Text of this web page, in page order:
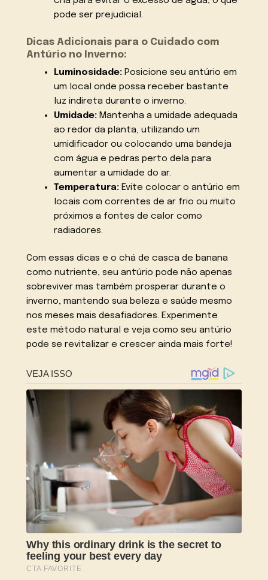
pode ser prejudicial.
Dicas Adicionais para o Cuidado com
Antúrio no Inverno:
Luminosidade:Posicione seu antúrio em
um local onde possa receber bastante
luz indireta durante o inverno.
Umidade:Mantenha a umidade adequada
ao redor da planta, utilizando um
umidificador ou colocando uma bandeja
com água e pedras perto dela para
aumentar a umidade do ar.
Temperatura:Evite colocar o antúrio em
locais com correntes de ar frio ou muito
próximos a fontes de calor como
radiadores.
Com essas dicas e o chá de casca de banana
como nutriente, seu antúrio pode não apenas
sobreviver mas também prosperar durante o
inverno, mantendo sua beleza e saúde mesmo
nos meses mais desafiadores. Experimente
este método natural e veja como seu antúrio
pode se revitalizar e crescer ainda mais forte!